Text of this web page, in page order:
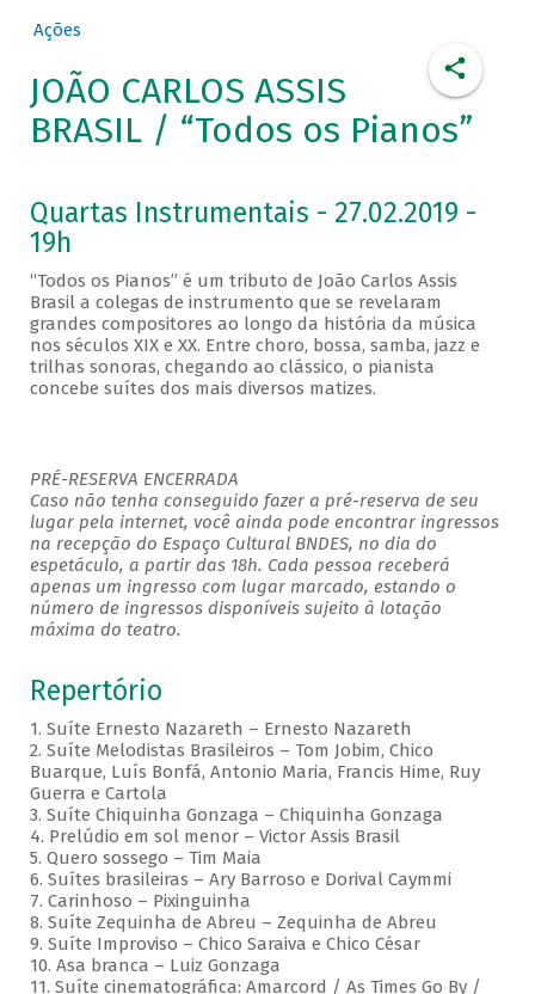
Ações
JOÃO CARLOS ASSIS
BRASIL / “Todos os Pianos”
Quartas Instrumentais - 27.02.2019 -
19h
“Todos os Pianos” é um tributo de João Carlos Assis
Brasil a colegas de instrumento que se revelaram
grandes compositores ao longo da história da música
nos séculos XIX e XX. Entre choro, bossa, samba, jazz e
trilhas sonoras, chegando ao clássico, o pianista
concebe suítes dos mais diversos matizes.
PRÉ-RESERVA ENCERRADA
Caso não tenha conseguido fazer a pré-reserva de seu
lugar pela internet, você ainda pode encontrar ingressos
na recepção do Espaço Cultural BNDES, no dia do
espetáculo, a partir das 18h. Cada pessoa receberá
apenas um ingresso com lugar marcado, estando o
número de ingressos disponíveis sujeito à lotação
máxima do teatro.
Repertório
1. Suíte Ernesto Nazareth – Ernesto Nazareth
2. Suíte Melodistas Brasileiros – Tom Jobim, Chico
Buarque, Luís Bonfá, Antonio Maria, Francis Hime, Ruy
Guerra e Cartola
3. Suíte Chiquinha Gonzaga – Chiquinha Gonzaga
4. Prelúdio em sol menor – Victor Assis Brasil
5. Quero sossego – Tim Maia
6. Suítes brasileiras – Ary Barroso e Dorival Caymmi
7. Carinhoso – Pixinguinha
8. Suíte Zequinha de Abreu – Zequinha de Abreu
9. Suíte Improviso – Chico Saraiva e Chico César
10. Asa branca – Luiz Gonzaga
11. Suíte cinematográfica: Amarcord / As Times Go By /